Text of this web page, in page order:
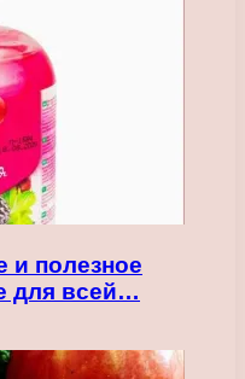
и полезное
для всей…